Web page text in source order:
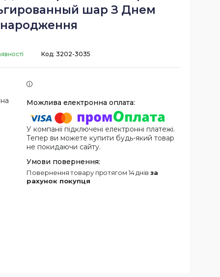
шар З Днем
народження
Код: 3202-3035
У компанії підключені електронні платежі.
Тепер ви можете купити будь-який товар
не покидаючи сайту.
повернення товару протягом 14 днів за
рахунок покупця